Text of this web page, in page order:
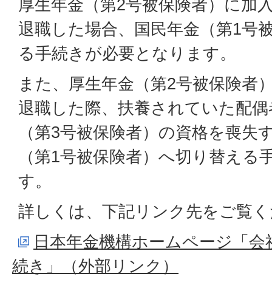
厚生年金（第2号被保険者）に加
退職した場合、国民年金（第1号
る手続きが必要となります。
また、厚生年金（第2号被保険者
退職した際、扶養されていた配
（第3号被保険者）の資格を喪失
（第1号被保険者）へ切り替える
す。
詳しくは、下記リンク先をご覧
日本年金機構ホームページ「
続き」（外部リンク）